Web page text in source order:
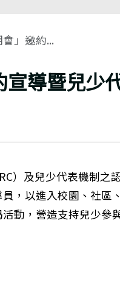
」邀約...
導暨兒少
）及兒少代表機制之
，以進入校園、社區
動，營造支持兒少參